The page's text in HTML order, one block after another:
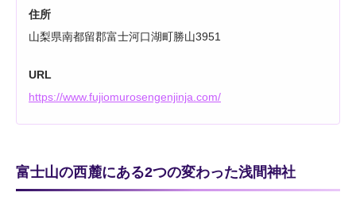
住所
山梨県南都留郡富士河口湖町勝山3951
URL
https://www.fujiomurosengenjinja.com/
富士山の西麓にある2つの変わった浅間神社